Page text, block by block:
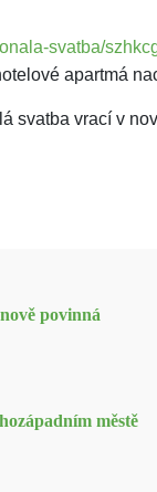
svatba/
apartmá
svatba vrací v
povinná
městě